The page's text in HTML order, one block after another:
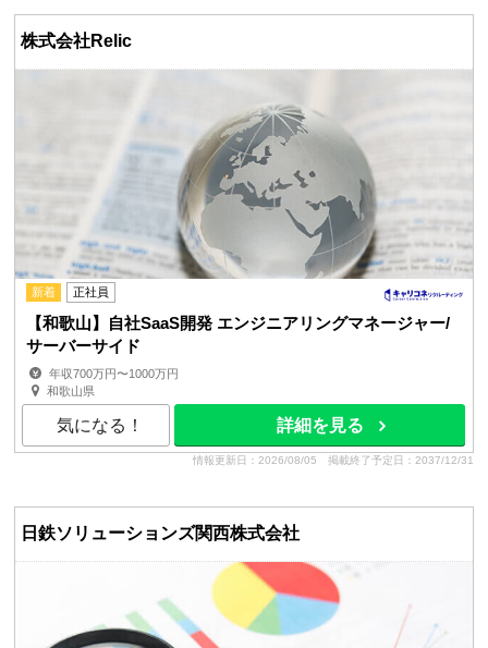
株式会社Relic
新着 正社員
【和歌山】自社SaaS開発 エンジニアリングマネージャー/
サーバーサイド
年収700万円〜1000万円
和歌山県
気になる！ 詳細を見る
情報更新日：2026/08/05 掲載終了予定日：2037/12/31
日鉄ソリューションズ関西株式会社